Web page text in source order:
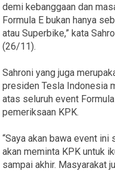
demi kebanggaan dan
Formula E bukan hanya
atau Superbike,” kata
(26/11).
Sahroni yang juga
presiden Tesla Indonesia
atas seluruh event
pemeriksaan KPK.
“Saya akan bawa event ini
akan meminta KPK untuk
sampai akhir. Masyarakat